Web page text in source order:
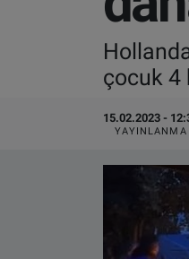
çocuk 4
15.02.2023 -
YAYINLANMA
ALGEMENE
CONTACT
Çerez Politikası